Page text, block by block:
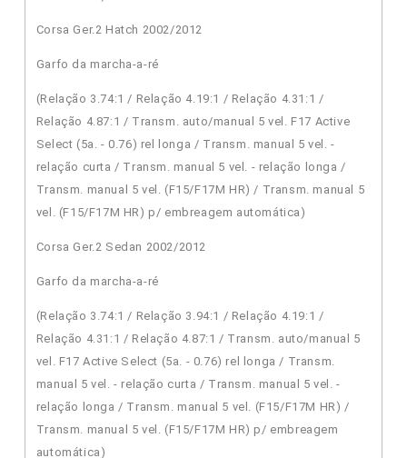
Corsa Ger.2 Hatch 2002/2012
Garfo da marcha-a-ré
(Relação 3.74:1 / Relação 4.19:1 / Relação 4.31:1 /
Relação 4.87:1 / Transm. auto/manual 5 vel. F17 Active
Select (5a. - 0.76) rel longa / Transm. manual 5 vel. -
relação curta / Transm. manual 5 vel. - relação longa /
Transm. manual 5 vel. (F15/F17M HR) / Transm. manual 5
vel. (F15/F17M HR) p/ embreagem automática)
Corsa Ger.2 Sedan 2002/2012
Garfo da marcha-a-ré
(Relação 3.74:1 / Relação 3.94:1 / Relação 4.19:1 /
Relação 4.31:1 / Relação 4.87:1 / Transm. auto/manual 5
vel. F17 Active Select (5a. - 0.76) rel longa / Transm.
manual 5 vel. - relação curta / Transm. manual 5 vel. -
relação longa / Transm. manual 5 vel. (F15/F17M HR) /
Transm. manual 5 vel. (F15/F17M HR) p/ embreagem
automática)